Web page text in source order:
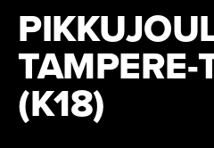
TAMPERE-
(K18)